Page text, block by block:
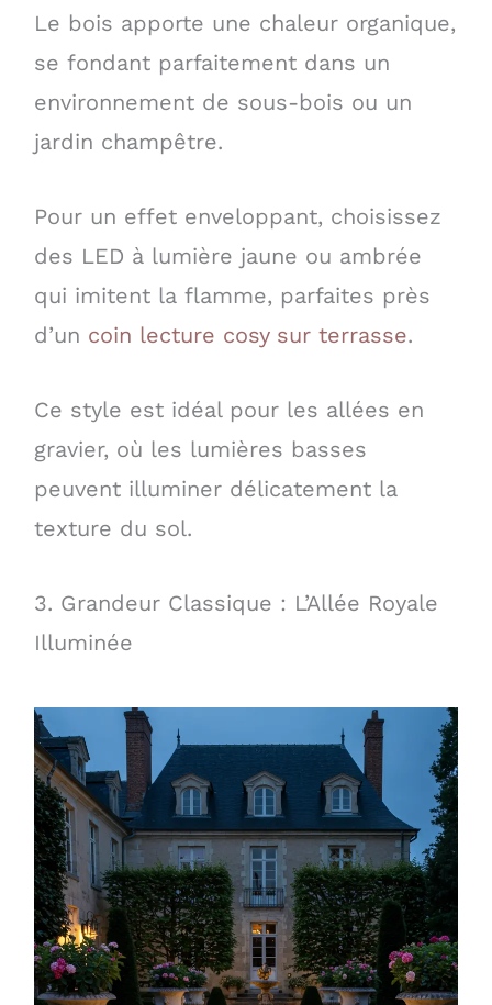
Le bois apporte une chaleur organique,
se fondant parfaitement dans un
environnement de sous-bois ou un
jardin champêtre.
Pour un effet enveloppant, choisissez
des LED à lumière jaune ou ambrée
qui imitent la flamme, parfaites près
d’un coin lecture cosy sur terrasse.
Ce style est idéal pour les allées en
gravier, où les lumières basses
peuvent illuminer délicatement la
texture du sol.
3. Grandeur Classique : L’Allée Royale
Illuminée